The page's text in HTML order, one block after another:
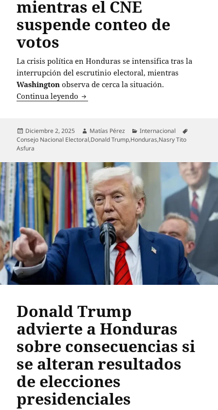
mientras el CNE
suspende conteo de
votos
La crisis política en Honduras se intensifica tras la
interrupción del escrutinio electoral, mientras
Washington observa de cerca la situación.
Continua leyendo Crisis electoral en Honduras: Donald
Publicado
el
Diciembre 2, 2025 Autor
Matías Pérez Categorías
Internacional
Consejo Nacional Electoral,Donald Trump,Honduras,Nasry Tito
Asfura
Donald Trump
advierte a Honduras
sobre consecuencias si
se alteran resultados
de elecciones
presidenciales